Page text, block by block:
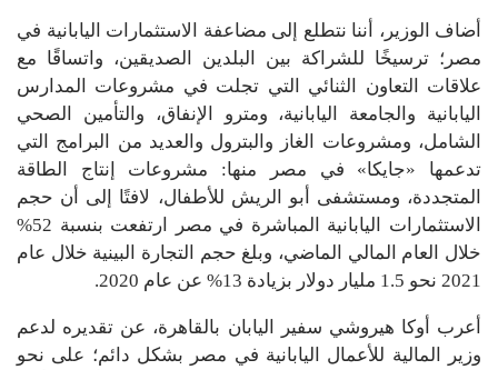
أضاف الوزير، أننا نتطلع إلى مضاعفة الاستثمارات اليابانية في
مصر؛ ترسيخًا للشراكة بين البلدين الصديقين، واتساقًا مع
علاقات التعاون الثنائي التي تجلت في مشروعات المدارس
اليابانية والجامعة اليابانية، ومترو الإنفاق، والتأمين الصحي
الشامل، ومشروعات الغاز والبترول والعديد من البرامج التي
تدعمها «جايكا» في مصر منها: مشروعات إنتاج الطاقة
المتجددة، ومستشفى أبو الريش للأطفال، لافتًا إلى أن حجم
الاستثمارات اليابانية المباشرة في مصر ارتفعت بنسبة 52%
خلال العام المالي الماضي، وبلغ حجم التجارة البينية خلال عام
2021 نحو 1.5 مليار دولار بزيادة 13% عن عام 2020.
أعرب أوكا هيروشي سفير اليابان بالقاهرة، عن تقديره لدعم
وزير المالية للأعمال اليابانية في مصر بشكل دائم؛ على نحو